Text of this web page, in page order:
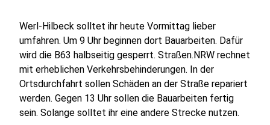
Werl-Hilbeck solltet ihr heute Vormittag lieber
umfahren. Um 9 Uhr beginnen dort Bauarbeiten. Dafür
wird die B63 halbseitig gesperrt. Straßen.NRW rechnet
mit erheblichen Verkehrsbehinderungen. In der
Ortsdurchfahrt sollen Schäden an der Straße repariert
werden. Gegen 13 Uhr sollen die Bauarbeiten fertig
sein. Solange solltet ihr eine andere Strecke nutzen.